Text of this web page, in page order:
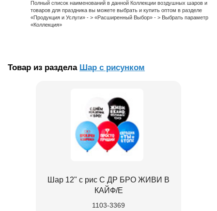
Полный список наименований в данной Коллекции воздушных шаров и
товаров для праздника вы можете выбрать и купить оптом в разделе
«Продукция и Услуги» - > «Расширенный Выбор» - > Выбрать параметр
«Коллекция»
Товар из раздела Шар с рисунком
Шар 12" с рис С ДР БРО ЖИВИ В
КАЙФ/E
1103-3369